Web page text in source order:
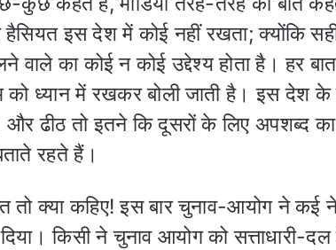
इस देश में कोई नहीं रखता; क्योंकि
वाले का कोई न कोई उद्देश्य होता है। हर
ध्यान में रखकर बोली जाती है। इस देश के
ढीठ तो इतने कि दूसरों के लिए अपशब्द
रहते हैं।
तो क्या कहिए! इस बार चुनाव-आयोग ने कई
किसी ने चुनाव आयोग को सत्ताधारी-दल